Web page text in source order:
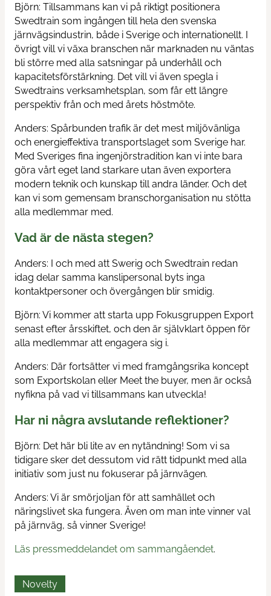
Björn: Tillsammans kan vi på riktigt positionera
Swedtrain som ingången till hela den svenska
järnvägsindustrin, både i Sverige och internationellt. I
övrigt vill vi växa branschen när marknaden nu väntas
bli större med alla satsningar på underhåll och
kapacitetsförstärkning. Det vill vi även spegla i
Swedtrains verksamhetsplan, som får ett längre
perspektiv från och med årets höstmöte.
Anders: Spårbunden trafik är det mest miljövänliga
och energieffektiva transportslaget som Sverige har.
Med Sveriges fina ingenjörstradition kan vi inte bara
göra vårt eget land starkare utan även exportera
modern teknik och kunskap till andra länder. Och det
kan vi som gemensam branschorganisation nu stötta
alla medlemmar med.
Vad är de nästa stegen?
Anders: I och med att Swerig och Swedtrain redan
idag delar samma kanslipersonal byts inga
kontaktpersoner och övergången blir smidig.
Björn: Vi kommer att starta upp Fokusgruppen Export
senast efter årsskiftet, och den är självklart öppen för
alla medlemmar att engagera sig i.
Anders: Där fortsätter vi med framgångsrika koncept
som Exportskolan eller Meet the buyer, men är också
nyfikna på vad vi tillsammans kan utveckla!
Har ni några avslutande reflektioner?
Björn: Det här bli lite av en nytändning! Som vi sa
tidigare sker det dessutom vid rätt tidpunkt med alla
initiativ som just nu fokuserar på järnvägen.
Anders: Vi är smörjoljan för att samhället och
näringslivet ska fungera. Även om man inte vinner val
på järnväg, så vinner Sverige!
Läs pressmeddelandet om sammangåendet.
Novelty